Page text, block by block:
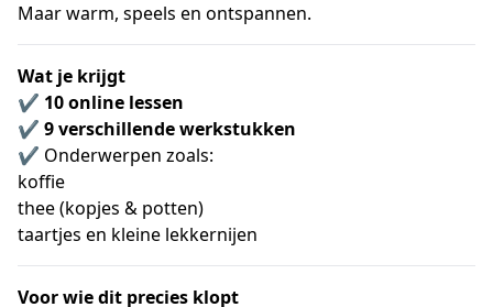
Maar warm, speels en ontspannen.
Wat je krijgt
✔️ 10 online lessen
✔️ 9 verschillende werkstukken
✔️ Onderwerpen zoals:
koffie
thee (kopjes & potten)
taartjes en kleine lekkernijen
Voor wie dit precies klopt